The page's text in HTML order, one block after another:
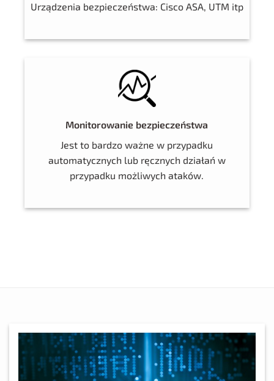
Urządzenia bezpieczeństwa: Cisco ASA, UTM itp
Monitorowanie bezpieczeństwa
Jest to bardzo ważne w przypadku
automatycznych lub ręcznych działań w
przypadku możliwych ataków.